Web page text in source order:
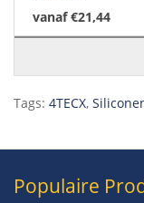
vanaf €21,44
Tags: 4TECX,
Populaire